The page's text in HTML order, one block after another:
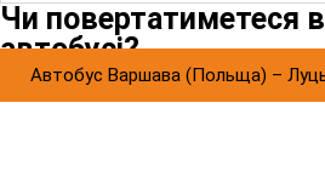
Чи повертатиметеся
автобусі?
Автобус Варшава (Польща) –